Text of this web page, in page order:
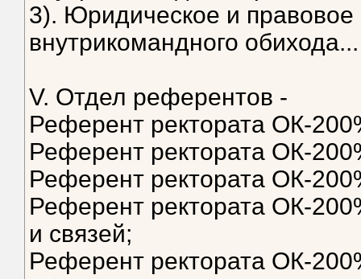
3). Юридическое и
внутрикомандного обихода...
V. Отдел референтов -
Референт ректората ОК-
Референт ректората ОК-
Референт ректората ОК-
Референт ректората ОК-
и связей;
Референт ректората ОК-